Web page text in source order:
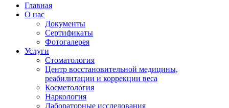
Главная
О нас
Документы
Сертификаты
Фотогалерея
Услуги
Стоматология
Центр восстановительной медицины,
реабилитации и коррекции веса
Косметология
Наркология
Лабораторные исследования